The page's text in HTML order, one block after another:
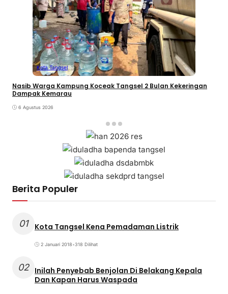
Kota Tangsel
Nasib Warga Kampung Koceak Tangsel 2 Bulan Kekeringan
Dampak Kemarau
6 Agustus 2026
Berita Populer
01 Kota Tangsel Kena Pemadaman Listrik
2 Januari 2018•318 Dilihat
02 Inilah Penyebab Benjolan Di Belakang Kepala
Dan Kapan Harus Waspada